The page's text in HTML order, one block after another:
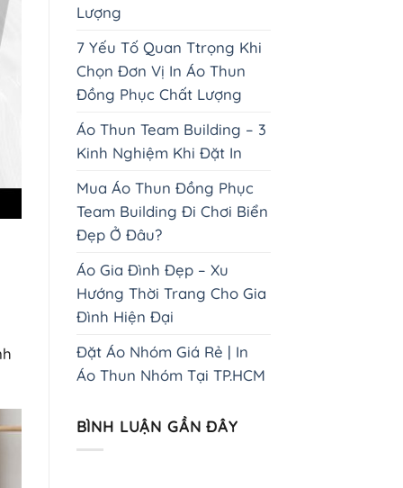
Lượng
7 Yếu Tố Quan Ttrọng Khi
Chọn Đơn Vị In Áo Thun
Đồng Phục Chất Lượng
Áo Thun Team Building – 3
Kinh Nghiệm Khi Đặt In
Mua Áo Thun Đồng Phục
Team Building Đi Chơi Biển
Đẹp Ở Đâu?
Áo Gia Đình Đẹp – Xu
Hướng Thời Trang Cho Gia
Đình Hiện Đại
Đặt Áo Nhóm Giá Rẻ | In
Áo Thun Nhóm Tại TP.HCM
BÌNH LUẬN GẦN ĐÂY